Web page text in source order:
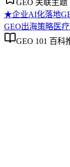
GEO 关联主题
★企业AI化落地
GEO出海策略医
GEO 101 百科